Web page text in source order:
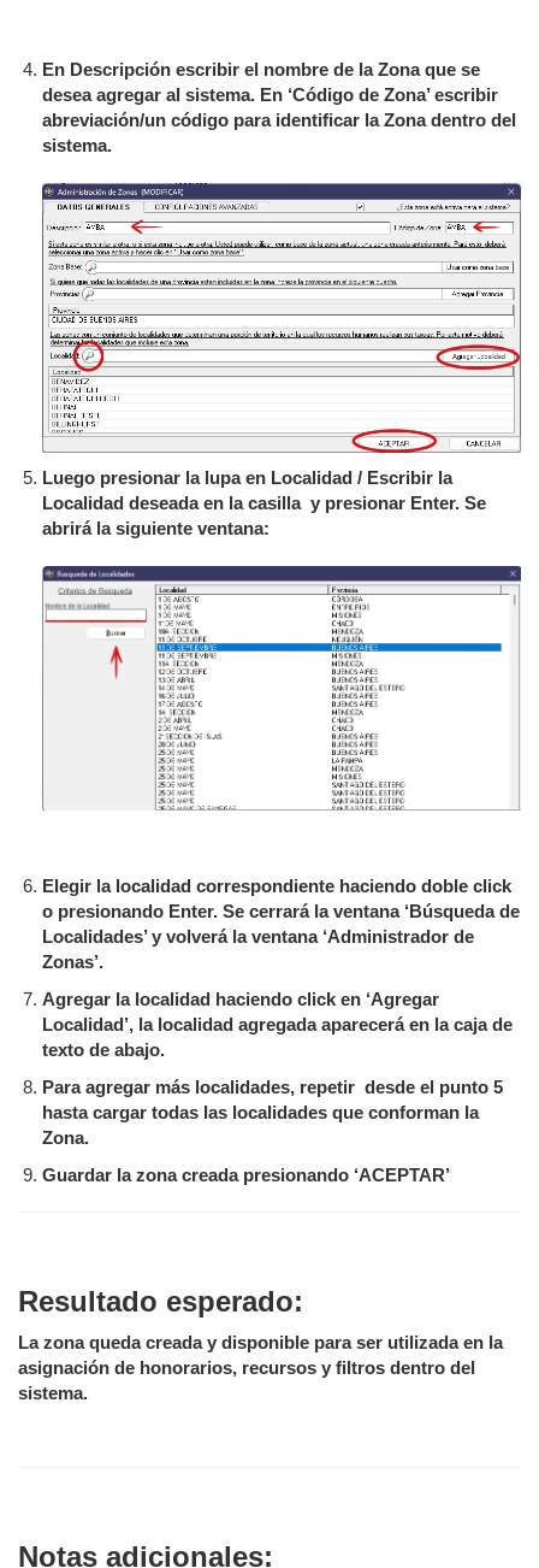
En Descripción escribir el nombre de la Zona que se
desea agregar al sistema. En ‘Código de Zona’ escribir
abreviación/un código para identificar la Zona dentro del
sistema.
Luego presionar la lupa en Localidad / Escribir la
Localidad deseada en la casilla y presionar Enter. Se
abrirá la siguiente ventana:
Elegir la localidad correspondiente haciendo doble click
o presionando Enter. Se cerrará la ventana ‘Búsqueda de
Localidades’ y volverá la ventana ‘Administrador de
Zonas’.
Agregar la localidad haciendo click en ‘Agregar
Localidad’, la localidad agregada aparecerá en la caja de
texto de abajo.
Para agregar más localidades, repetir desde el punto 5
hasta cargar todas las localidades que conforman la
Zona.
Guardar la zona creada presionando ‘ACEPTAR’
Resultado esperado:
La zona queda creada y disponible para ser utilizada en la
asignación de honorarios, recursos y filtros dentro del
sistema.
Notas adicionales: